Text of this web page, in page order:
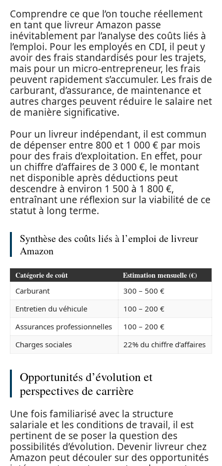
Comprendre ce que l’on touche réellement
en tant que livreur Amazon passe
inévitablement par l’analyse des coûts liés à
l’emploi. Pour les employés en CDI, il peut y
avoir des frais standardisés pour les trajets,
mais pour un micro-entrepreneur, les frais
peuvent rapidement s’accumuler. Les frais de
carburant, d’assurance, de maintenance et
autres charges peuvent réduire le salaire net
de manière significative.
Pour un livreur indépendant, il est commun
de dépenser entre 800 et 1 000 € par mois
pour des frais d’exploitation. En effet, pour
un chiffre d’affaires de 3 000 €, le montant
net disponible après déductions peut
descendre à environ 1 500 à 1 800 €,
entraînant une réflexion sur la viabilité de ce
statut à long terme.
Synthèse des coûts liés à l’emploi de livreur
Amazon
Catégorie de coût Estimation mensuelle (€)
Carburant
300 – 500 €
Entretien du véhicule
100 – 200 €
Assurances professionnelles
100 – 200 €
Charges sociales
22% du chiffre d’affaires
Opportunités d’évolution et
perspectives de carrière
Une fois familiarisé avec la structure
salariale et les conditions de travail, il est
pertinent de se poser la question des
possibilités d’évolution. Devenir livreur chez
Amazon peut découler sur des opportunités